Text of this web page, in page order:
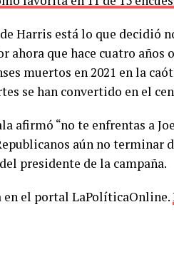
Harris está lo que decidió
ahora que hace cuatro años
muertos en 2021 en la
se han convertido en el
afirmó “no te enfrentas a
aún no terminar
presidente de la campaña.
en el portal LaPolíticaOnline.